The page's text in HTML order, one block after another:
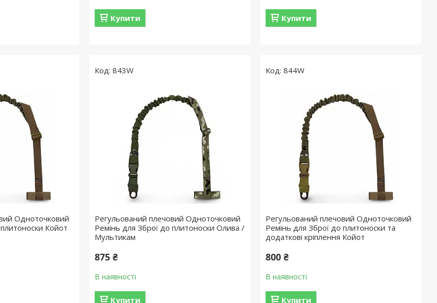
Купити Купити
Одноточковий
Койот
843W
Регульований плечовий Одноточковий
Ремінь для Зброї до плитоноски Олива /
Мультикам
875 ₴
В наявності
Купити
844W
Регульований плечовий Одноточковий
Ремінь для Зброї до плитоноски та
додаткові кріплення Койот
800 ₴
В наявності
Купити